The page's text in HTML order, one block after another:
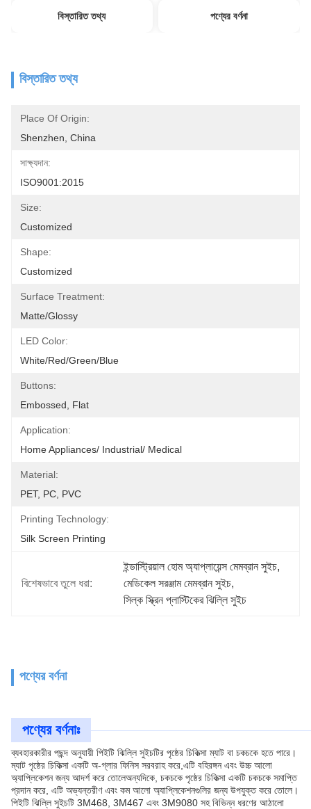
বিস্তারিত তথ্য পণ্যের বর্ণনা
বিস্তারিত তথ্য
Place Of Origin:
Shenzhen, China
সাক্ষ্যদান:
ISO9001:2015
Size:
Customized
Shape:
Customized
Surface Treatment:
Matte/Glossy
LED Color:
White/Red/Green/Blue
Buttons:
Embossed, Flat
Application:
Home Appliances/ Industrial/ Medical
Material:
PET, PC, PVC
Printing Technology:
Silk Screen Printing
বিশেষভাবে তুলে ধরা:
ইন্ডাস্ট্রিয়াল হোম অ্যাপ্লায়েন্স মেমব্রান সুইচ,
মেডিকেল সরঞ্জাম মেমব্রান সুইচ,
সিল্ক স্ক্রিন প্লাস্টিকের ঝিল্লি সুইচ
পণ্যের বর্ণনা
পণ্যের বর্ণনাঃ
ব্যবহারকারীর পছন্দ অনুযায়ী পিইটি ঝিল্লি সুইচটির পৃষ্ঠের চিকিত্সা ম্যাট বা চকচকে হতে পারে।
ম্যাট পৃষ্ঠের চিকিত্সা একটি অ-গ্লার ফিনিস সরবরাহ করে,এটি বহিরঙ্গন এবং উচ্চ আলো
অ্যাপ্লিকেশন জন্য আদর্শ করে তোলেঅন্যদিকে, চকচকে পৃষ্ঠের চিকিত্সা একটি চকচকে সমাপ্তি
প্রদান করে, এটি অভ্যন্তরীণ এবং কম আলো অ্যাপ্লিকেশনগুলির জন্য উপযুক্ত করে তোলে।
পিইটি ঝিল্লি সুইচটি 3M468, 3M467 এবং 3M9080 সহ বিভিন্ন ধরণের আঠালো